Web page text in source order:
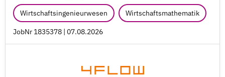
Wirtschaftsingenieurwesen Wirtschaftsmathematik
JobNr 1835378 | 07.08.2026